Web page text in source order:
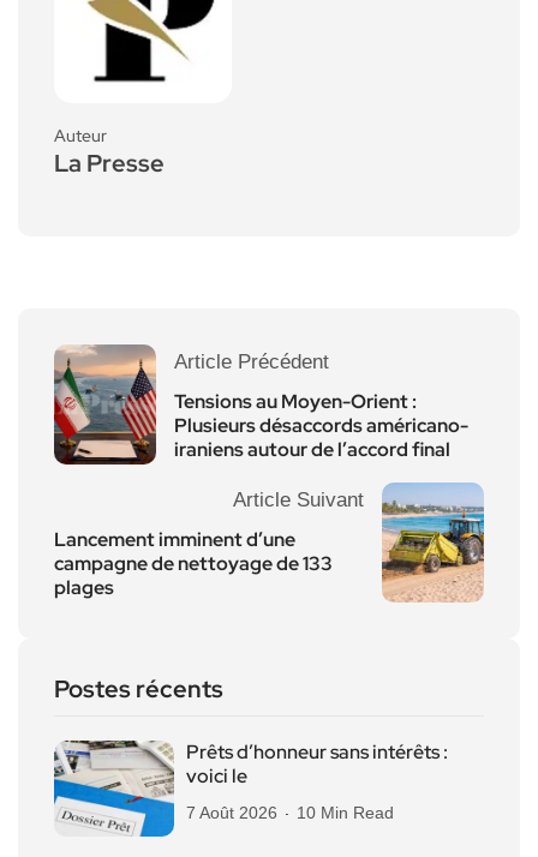
Auteur
La Presse
Article Précédent
Tensions au Moyen-Orient :
Plusieurs désaccords américano-
iraniens autour de l’accord final
Article Suivant
Lancement imminent d’une
campagne de nettoyage de 133
plages
Postes récents
Prêts d’honneur sans intérêts :
voici le
7 Août 2026 10 Min Read